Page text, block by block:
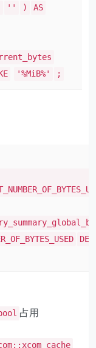
'' )
AS
'%MiB%' ;
占用